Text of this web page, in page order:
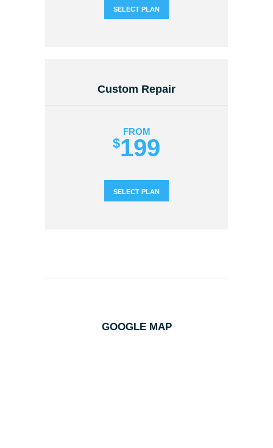
SELECT PLAN
Custom Repair
FROM
$199
SELECT PLAN
GOOGLE MAP